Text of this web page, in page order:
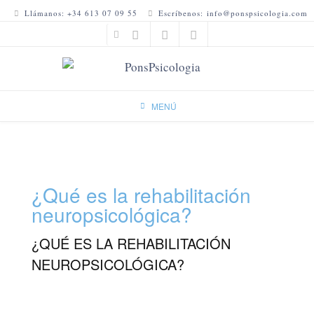
Llámanos: +34 613 07 09 55 Escríbenos: info@ponspsicologia.com
MENÚ
¿Qué es la rehabilitación
neuropsicológica?
¿QUÉ ES LA REHABILITACIÓN
NEUROPSICOLÓGICA?